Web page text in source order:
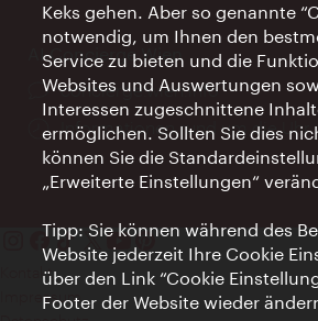
AI Concierge Wien
Ort:
concierge.wien.info
Öffnungszeiten:
Informationen rund um die Uhr
Kontakt
Impressum
Keks gehen. Aber so genannte
notwendig, um Ihnen den
Service zu bieten und die
Websites und Auswertungen
Interessen zugeschnittene
ermöglichen. Sollten Sie dies
können Sie die
„Erweiterte Einstellungen“
Tipp: Sie können während des
Website jederzeit Ihre Cookie
über den Link “Cookie
Footer der Website wieder